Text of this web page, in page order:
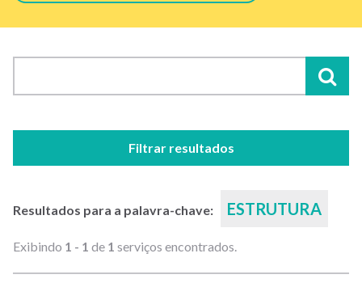
Filtrar resultados
Resultados para a palavra-chave: ESTRUTURA
Exibindo 1 - 1 de 1 serviços encontrados.